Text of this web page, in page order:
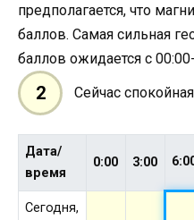
предполагается, что
баллов. Самая сильная
баллов ожидается с
2 Сейчас
Дата/
время
0:00 3:00
Сегодня,